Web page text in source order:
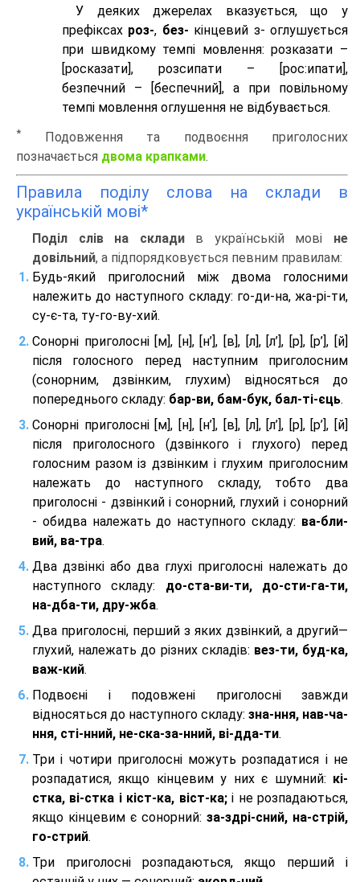
У деяких джерелах вказується, що у
префіксах роз-, без- кінцевий з- оглушується
при швидкому темпі мовлення: розказати –
[росказати], розсипати – [роc:ипати],
безпечний – [беспечний], а при повільному
темпі мовлення оглушення не відбувається.
*
Подовження та подвоєння приголосних
позначається двома крапками.
Правила поділу слова на склади в
українській мові*
Поділ слів на складив українській мові не
довільний, а підпорядковується певним правилам:
Будь-який приголосний між двома голосними
належить до наступного складу: го-ди-на, жа-рі-ти,
су-є-та, ту-го-ву-хий.
Сонорні приголосні [м], [н], [н’], [в], [л], [л’], [р], [р’], [й]
після голосного перед наступним приголосним
(сонорним, дзвінким, глухим) відносяться до
попереднього складу: бар-ви, бам-бук, бал-ті-єць.
Сонорні приголосні [м], [н], [н’], [в], [л], [л’], [р], [р’], [й]
після приголосного (дзвінкого і глухого) перед
голосним разом із дзвінким і глухим приголосним
належать до наступного складу, тобто два
приголосні - дзвінкий і сонорний, глухий і сонорний
- обидва належать до наступного складу: ва-бли-
вий, ва-тра.
Два дзвінкі або два глухі приголосні належать до
наступного складу: до-ста-ви-ти, до-сти-га-ти,
на-дба-ти, дру-жба.
Два приголосні, перший з яких дзвінкий, а другий—
глухий, належать до різних складів: вез-ти, буд-ка,
важ-кий.
Подвоєні і подовжені приголосні завжди
відносяться до наступного складу: зна-ння, нав-ча-
ння, сті-нний, не-ска-за-нний, ві-дда-ти.
Три і чотири приголосні можуть розпадатися і не
розпадатися, якщо кінцевим у них є шумний: кі-
стка, ві-стка і кіст-ка, віст-ка;і не розпадаються,
якщо кінцевим є сонорний: за-здрі-сний, на-стрій,
го-стрий.
Три приголосні розпадаються, якщо перший і